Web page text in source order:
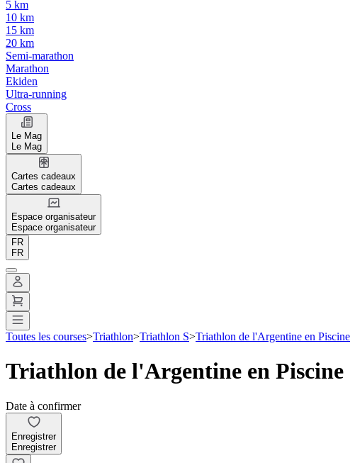
5 km
10 km
15 km
20 km
Semi-marathon
Marathon
Ekiden
Ultra-running
Cross
Le Mag
Le Mag
Cartes cadeaux
Cartes cadeaux
Espace organisateur
Espace organisateur
FR
FR
Toutes les courses>Triathlon>Triathlon S>Triathlon de l'Argentine en Piscine
Triathlon de l'Argentine en Piscine
Date à confirmer
Enregistrer
Enregistrer